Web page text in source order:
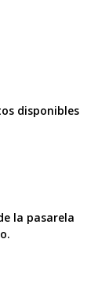
disponibles
la pasarela